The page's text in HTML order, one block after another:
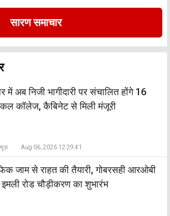
सारण समाचार
में अब निजी भागीदारी पर संचालित होंगे 16
कॉलेज, कैबिनेट से मिली मंजूरी
Aug 06, 2026 12:29:41
जाम से राहत की तैयारी, गोबरसही आरओबी
रोड चौड़ीकरण का शुभारंभ